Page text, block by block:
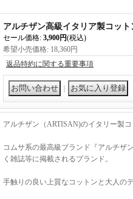
アルチザン高級イタリア製コッ
セール価格: 3,900円(税込)
希望小売価格: 18,360円
返品特約に関する重要事項
アルチザン（ARTISAN)のイタリー製コ
コムサ系の最高級ブランド『アルチザ
く雑誌等に掲載されるブランド。
手触りの良い上質なコットンと大人の